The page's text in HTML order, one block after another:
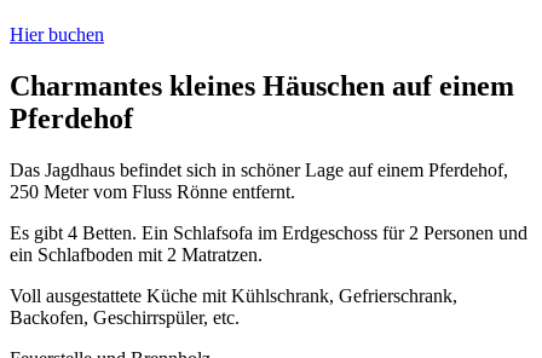
Hier buchen
Charmantes kleines Häuschen auf einem
Pferdehof
Das Jagdhaus befindet sich in schöner Lage auf einem Pferdehof,
250 Meter vom Fluss Rönne entfernt.
Es gibt 4 Betten. Ein Schlafsofa im Erdgeschoss für 2 Personen und
ein Schlafboden mit 2 Matratzen.
Voll ausgestattete Küche mit Kühlschrank, Gefrierschrank,
Backofen, Geschirrspüler, etc.